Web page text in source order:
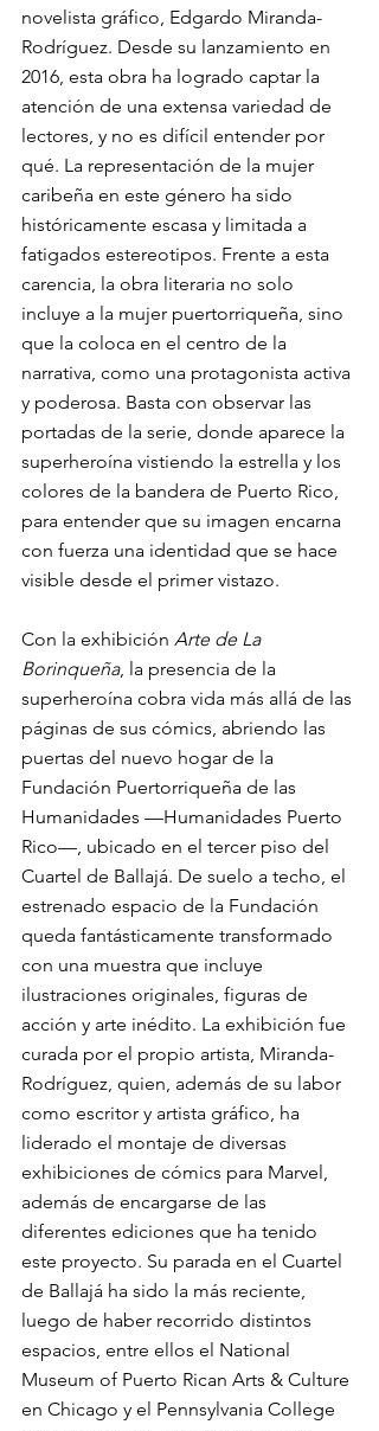
novelista gráfico, Edgardo Miranda-
Rodríguez. Desde su lanzamiento en
2016, esta obra ha logrado captar la
atención de una extensa variedad de
lectores, y no es difícil entender por
qué. La representación de la mujer
caribeña en este género ha sido
históricamente escasa y limitada a
fatigados estereotipos. Frente a esta
carencia, la obra literaria no solo
incluye a la mujer puertorriqueña, sino
que la coloca en el centro de la
narrativa, como una protagonista activa
y poderosa. Basta con observar las
portadas de la serie, donde aparece la
superheroína vistiendo la estrella y los
colores de la bandera de Puerto Rico,
para entender que su imagen encarna
con fuerza una identidad que se hace
visible desde el primer vistazo.
Con la exhibición Arte de La
Borinqueña, la presencia de la
superheroína cobra vida más allá de las
páginas de sus cómics, abriendo las
puertas del nuevo hogar de la
Fundación Puertorriqueña de las
Humanidades —Humanidades Puerto
Rico—, ubicado en el tercer piso del
Cuartel de Ballajá. De suelo a techo, el
estrenado espacio de la Fundación
queda fantásticamente transformado
con una muestra que incluye
ilustraciones originales, figuras de
acción y arte inédito. La exhibición fue
curada por el propio artista, Miranda-
Rodríguez, quien, además de su labor
como escritor y artista gráfico, ha
liderado el montaje de diversas
exhibiciones de cómics para Marvel,
además de encargarse de las
diferentes ediciones que ha tenido
este proyecto. Su parada en el Cuartel
de Ballajá ha sido la más reciente,
luego de haber recorrido distintos
espacios, entre ellos el National
Museum of Puerto Rican Arts & Culture
en Chicago y el Pennsylvania College